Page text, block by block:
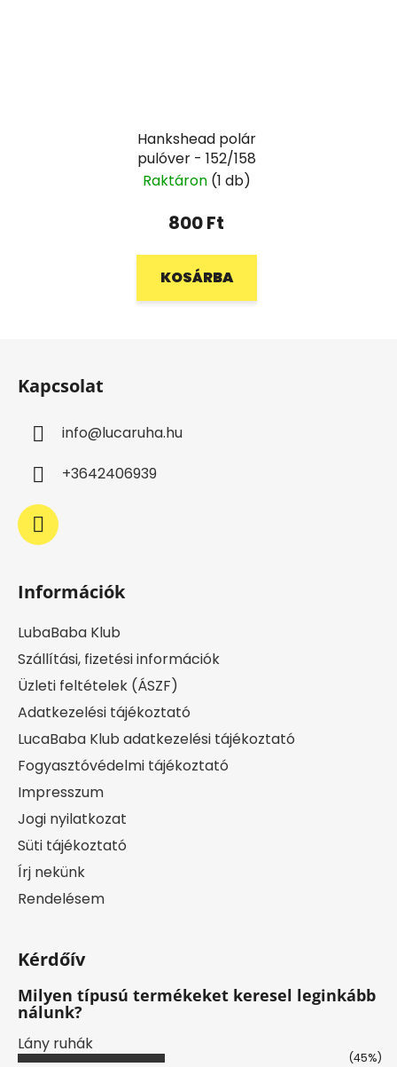
Hankshead polár
pulóver - 152/158
Raktáron (1 db)
800 Ft
KOSÁRBA
Kapcsolat
info@lucaruha.hu
+3642406939
Információk
LubaBaba Klub
Szállítási, fizetési információk
Üzleti feltételek (ÁSZF)
Adatkezelési tájékoztató
LucaBaba Klub adatkezelési tájékoztató
Fogyasztóvédelmi tájékoztató
Impresszum
Jogi nyilatkozat
Süti tájékoztató
Írj nekünk
Rendelésem
Kérdőív
Milyen típusú termékeket keresel leginkább
nálunk?
Lány ruhák
(45%)